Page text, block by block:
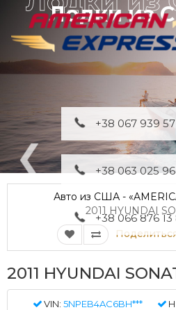
Лодки из
+38 067 939
+38 063 025 96
+38 066 876 13
Авто из США -
2011 HYUNDAI
2011 HYUNDAI
VIN: 5NPEB4AC6BH***